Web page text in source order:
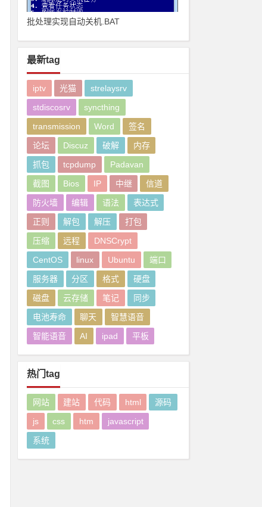
批处理实现自动关机.BAT
最新tag
iptv 光猫
strelaysrv
stdiscosrv
syncthing
transmission
Word
签名
论坛
Discuz 破解
内存
抓包
tcpdump
Padavan
截图
Bios IP 中继
信道
防火墙
编辑 语法
表达式
正则
解包 解压
打包
压缩
远程
DNSCrypt
CentOS
linux Ubuntu
端口
服务器
分区 格式
硬盘
磁盘
云存储 笔记
同步
电池寿命
聊天
智慧语音
智能语音
AI ipad 平板
热门tag
网站 建站 代码 html
源码
js
css htm
javascript
系统